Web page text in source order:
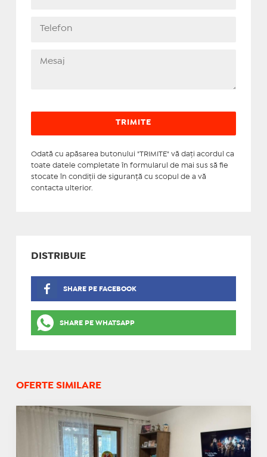
Odată cu apăsarea butonului "TRIMITE" vă daţi acordul ca
toate datele completate în formularul de mai sus să fie
stocate în condiţii de siguranţă cu scopul de a vă
contacta ulterior.
DISTRIBUIE
SHARE PE FACEBOOK
SHARE PE WHATSAPP
OFERTE SIMILARE